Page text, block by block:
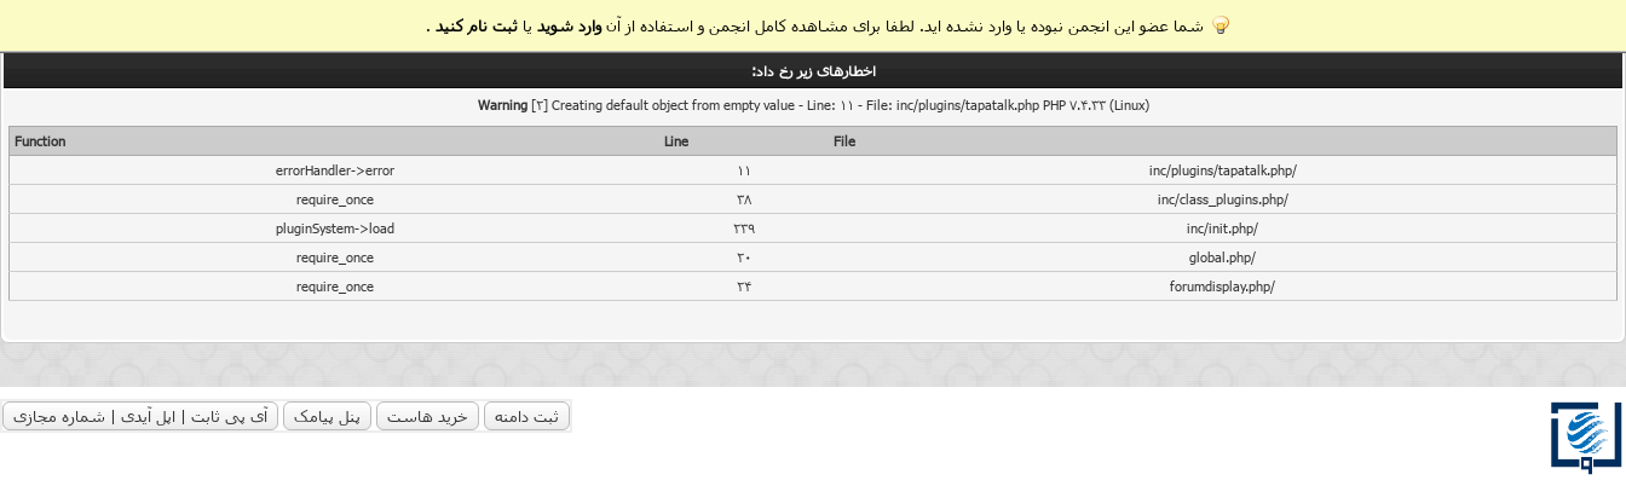
شما عضو این انجمن نبوده یا وارد نشده اید. لطفا برای مشاهده کامل انجمن و استفاده از آنوارد شوید یاثبت نام کنید .
اخطار‌های زیر رخ داد:
Warning[2] Creating default object from empty value - Line: 11 - File: inc/plugins/tapatalk.php PHP 7.4.33 (Linux)
File
Line
Function
/inc/plugins/tapatalk.php
11
errorHandler->error
/inc/class_plugins.php
38
require_once
/inc/init.php
239
pluginSystem->load
/global.php
20
require_once
/forumdisplay.php
24
require_once
ثبت دامنه خرید هاست پنل پیامک آی پی ثابت | اپل آیدی | شماره مجازی